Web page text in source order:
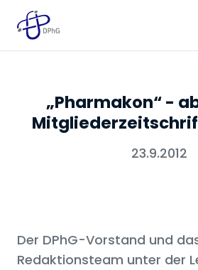
„Pharmakon“ -
23.9.2012
Der DPhG-Vorstand und
Redaktionsteam unter der